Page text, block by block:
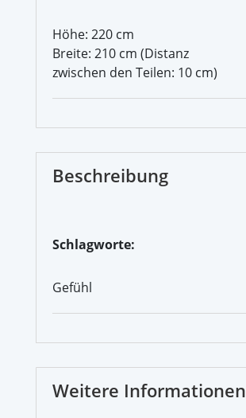
Höhe: 220 cm
Breite: 210 cm (Distanz
zwischen den Teilen: 10 cm)
Beschreibung
Schlagworte:
Gefühl
Weitere Informationen